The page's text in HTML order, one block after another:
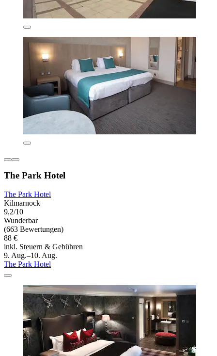
The Park Hotel
The Park Hotel
Kilmarnock
9,2/10
Wunderbar
(663 Bewertungen)
88 €
inkl. Steuern & Gebühren
9. Aug.–10. Aug.
The Park Hotel